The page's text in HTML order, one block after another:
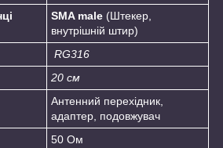
SMA male (Штекер,
внутрішній штир)
RG316
20 см
Антенний перехідник,
адаптер, подовжувач
50 Ом